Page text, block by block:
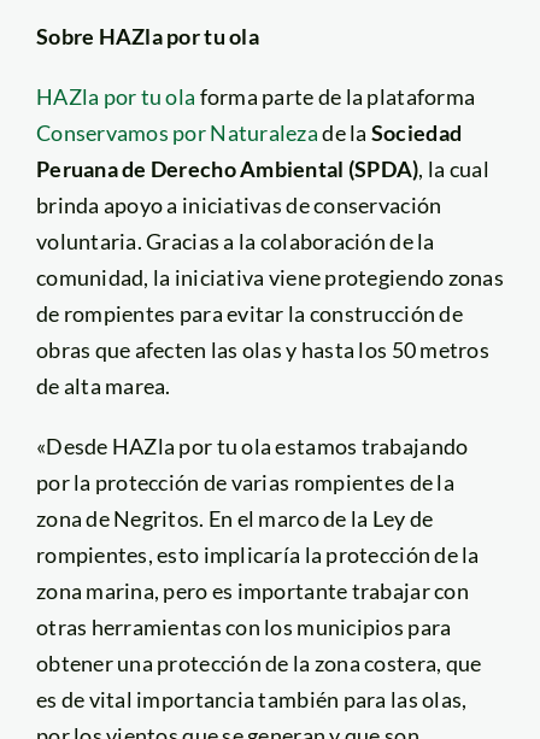
Sobre HAZla por tu ola
HAZla por tu ola forma parte de la plataforma
Conservamos por Naturalezade la Sociedad
Peruana de Derecho Ambiental (SPDA), la cual
brinda apoyo a iniciativas de conservación
voluntaria. Gracias a la colaboración de la
comunidad, la iniciativa viene protegiendo zonas
de rompientes para evitar la construcción de
obras que afecten las olas y hasta los 50 metros
de alta marea.
«Desde HAZla por tu ola estamos trabajando
por la protección de varias rompientes de la
zona de Negritos. En el marco de la Ley de
rompientes, esto implicaría la protección de la
zona marina, pero es importante trabajar con
otras herramientas con los municipios para
obtener una protección de la zona costera, que
es de vital importancia también para las olas,